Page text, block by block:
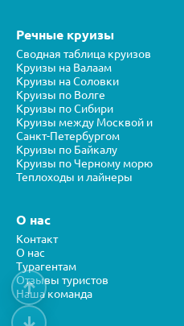
Речные круизы
Сводная таблица круизов
Круизы на Валаам
Круизы на Соловки
Круизы по Волге
Круизы по Сибири
Круизы между Москвой и
Санкт-Петербургом
Круизы по Байкалу
Круизы по Черному морю
Теплоходы и лайнеры
О нас
Контакт
О нас
Турагентам
Отзывы туристов
Наша команда
↑